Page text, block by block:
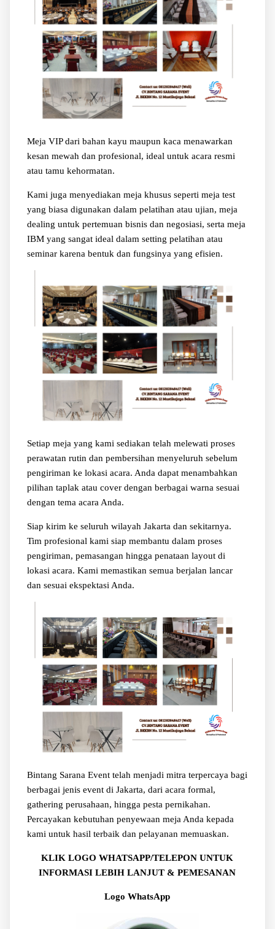
Meja VIP dari bahan kayu maupun kaca menawarkan
kesan mewah dan profesional, ideal untuk acara resmi
atau tamu kehormatan.
Kami juga menyediakan meja khusus seperti meja test
yang biasa digunakan dalam pelatihan atau ujian, meja
dealing untuk pertemuan bisnis dan negosiasi, serta meja
IBM yang sangat ideal dalam setting pelatihan atau
seminar karena bentuk dan fungsinya yang efisien.
Setiap meja yang kami sediakan telah melewati proses
perawatan rutin dan pembersihan menyeluruh sebelum
pengiriman ke lokasi acara. Anda dapat menambahkan
pilihan taplak atau cover dengan berbagai warna sesuai
dengan tema acara Anda.
Siap kirim ke seluruh wilayah Jakarta dan sekitarnya.
Tim profesional kami siap membantu dalam proses
pengiriman, pemasangan hingga penataan layout di
lokasi acara. Kami memastikan semua berjalan lancar
dan sesuai ekspektasi Anda.
Bintang Sarana Event telah menjadi mitra terpercaya bagi
berbagai jenis event di Jakarta, dari acara formal,
gathering perusahaan, hingga pesta pernikahan.
Percayakan kebutuhan penyewaan meja Anda kepada
kami untuk hasil terbaik dan pelayanan memuaskan.
KLIK LOGO WHATSAPP/TELEPON UNTUK
INFORMASI LEBIH LANJUT & PEMESANAN
Logo WhatsApp